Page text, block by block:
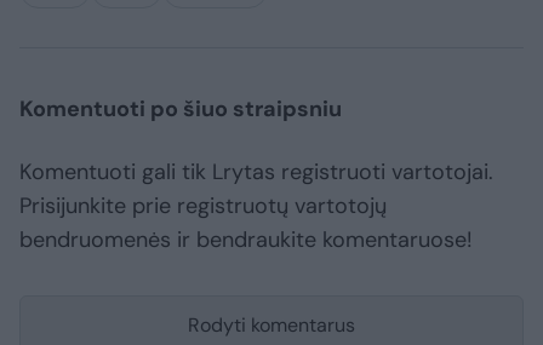
Komentuoti po šiuo straipsniu
Komentuoti gali tik Lrytas registruoti vartotojai.
Prisijunkite prie registruotų vartotojų
bendruomenės ir bendraukite komentaruose!
Rodyti komentarus